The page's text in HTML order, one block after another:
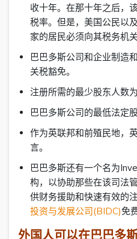
收十年。在那十年之后，
税率。但是，美国公民以
家的居民必须向其税务机
巴巴多斯公司和企业制造
关税豁免。
注册所需的最少股东人数为
巴巴多斯公司的最低法定
作为英联邦和前殖民地，
言。
巴巴多斯还有一个名为
构，以协助那些在该司法
供财务援助和快速有效的
投资与发展公司(BIDC)免
外国人可以在巴巴多